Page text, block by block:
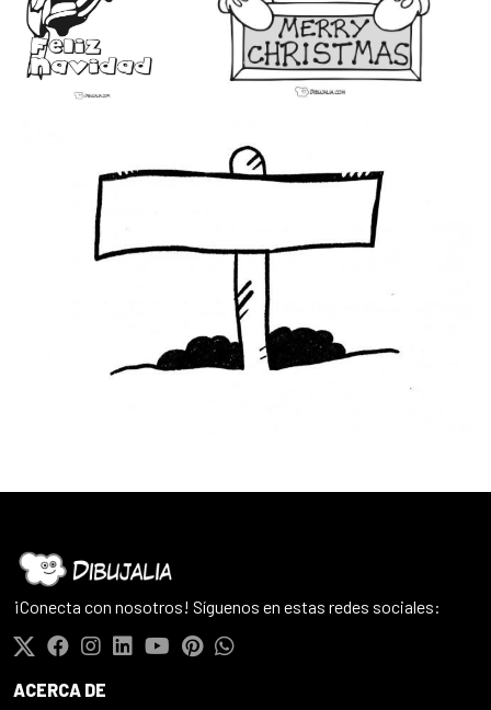
¡Conecta con nosotros! Síguenos en estas redes sociales:
ACERCA DE